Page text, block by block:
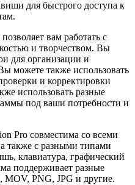
для быстрого доступа к
вам работать с
и творчеством. Вы
для организации и
можете также использовать
и корректировки
использовать разные
под ваши потребности и
Pro совместима со всеми
также с разными типами
клавиатура, графический
поддерживает разные
PNG, JPG и другие.